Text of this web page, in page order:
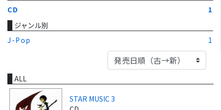
CD
1
ジャンル別
J-Pop
1
ALL
STAR MUSIC 3